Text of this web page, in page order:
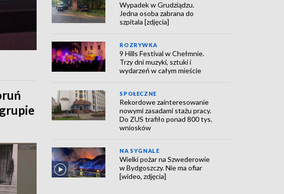
Wypadek w Grudziądzu.
Jedna osoba zabrana do
szpitala [zdjęcia]
ROZRYWKA
9 Hills Festival w Chełmnie.
Trzy dni muzyki, sztuki i
wydarzeń w całym mieście
SPOŁECZNE
Rekordowe zainteresowanie
nowymi zasadami stażu pracy.
Do ZUS trafiło ponad 800 tys.
wniosków
NA SYGNALE
Wielki pożar na Szwederowie
w Bydgoszczy. Nie ma ofiar
[wideo, zdjęcia]